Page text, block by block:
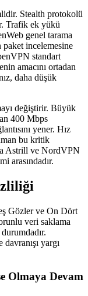
Stealth protokolü
Trafik ek yükü
genel tarama
paket incelemesine
standart
amacını ortadan
daha düşük
değiştirir. Büyük
400 Mbps
yener. Hız
bu kritik
Astrill ve NordVPN
arasındadır.
Gözler ve On Dört
veri saklama
yargı
Olmaya Devam